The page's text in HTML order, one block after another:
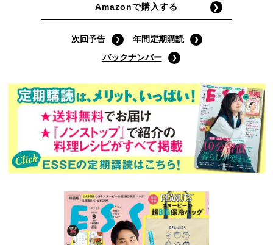
Amazonで購入する
次回予告
年間定期購読
バックナンバー